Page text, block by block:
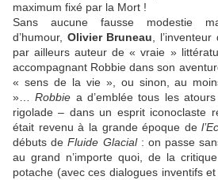
maximum fixé par la Mort !
Sans aucune fausse modestie
d’humour, Olivier Bruneau ,
par ailleurs auteur de « vraie »
accompagnant Robbie dans son
« sens de la vie », ou sinon, au
»…Robbie a d’emblée tous les
rigolade – dans un esprit iconoclaste
était revenu à la grande époque de
débuts deFluide Glacial: on passe
au grand n’importe quoi, de la
potache (avec ces dialogues inventifs